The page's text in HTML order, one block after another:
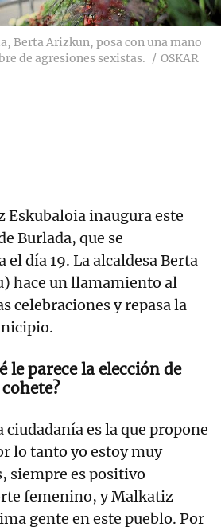
Berta Arizkun, posa con una mano
de agresiones sexistas.
OSKAR
Eskubaloia inaugura este
Burlada, que se
día 19. La alcaldesa Berta
hace un llamamiento al
celebraciones y repasa la
le parece la elección de
ciudadanía es la que propone
lo tanto yo estoy muy
siempre es positivo
femenino, y Malkatiz
gente en este pueblo. Por